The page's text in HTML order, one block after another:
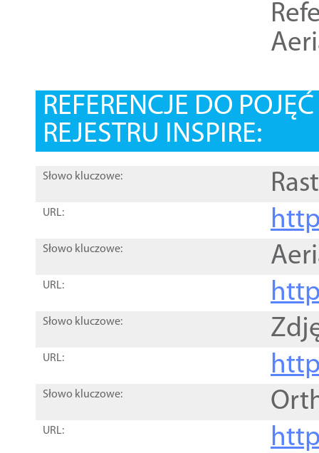
REFERENCJE DO
REJESTRU INSPIRE:
Słowo kluczowe:
URL:
Słowo kluczowe:
URL:
Słowo kluczowe:
URL:
Słowo kluczowe:
URL: